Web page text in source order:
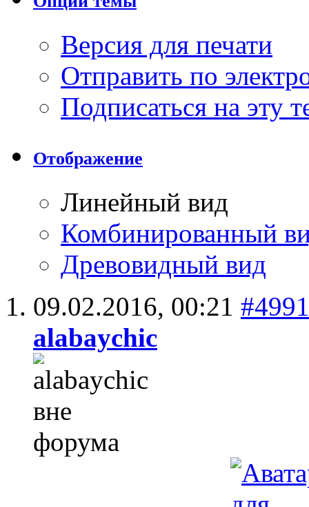
Версия для печати
Отправить по
Подписаться на эту
Отображение
Линейный вид
Комбинированный
Древовидный вид
09.02.2016, 00:21 #4991
alabaychic